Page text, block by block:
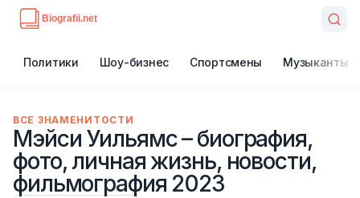
Политики Шоу-бизнес Спортсмены Музыканты
ВСЕ ЗНАМЕНИТОСТИ
Мэйси Уильямс – биография,
фото, личная жизнь, новости,
фильмография 2023